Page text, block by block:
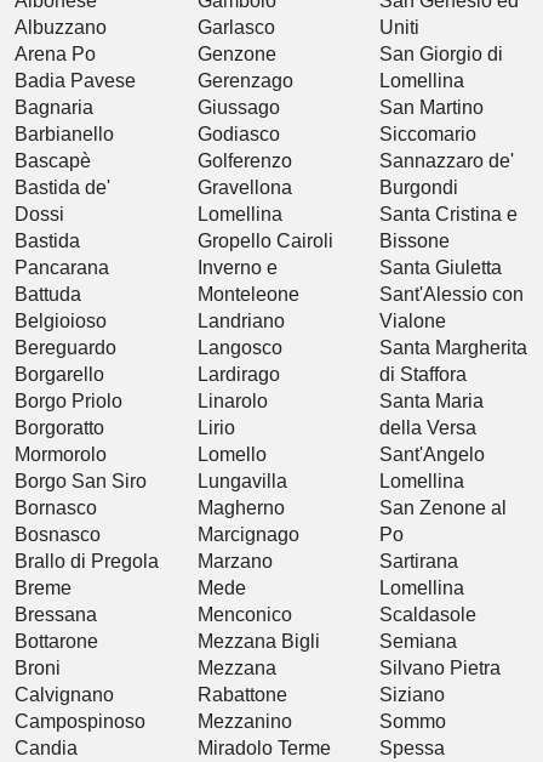
Albuzzano
Arena Po
Badia Pavese
Bagnaria
Barbianello
Bascapè
Bastida de'
Dossi
Bastida
Pancarana
Battuda
Belgioioso
Bereguardo
Borgarello
Borgo Priolo
Borgoratto
Mormorolo
Borgo San Siro
Bornasco
Bosnasco
Brallo di Pregola
Breme
Bressana
Bottarone
Broni
Calvignano
Campospinoso
Candia
Garlasco
Genzone
Gerenzago
Giussago
Godiasco
Golferenzo
Gravellona
Lomellina
Gropello Cairoli
Inverno e
Monteleone
Landriano
Langosco
Lardirago
Linarolo
Lirio
Lomello
Lungavilla
Magherno
Marcignago
Marzano
Mede
Menconico
Mezzana Bigli
Mezzana
Rabattone
Mezzanino
Miradolo Terme
Uniti
San Giorgio di
Lomellina
San Martino
Siccomario
Sannazzaro de'
Burgondi
Santa Cristina e
Bissone
Santa Giuletta
Sant'Alessio con
Vialone
Santa Margherita
di Staffora
Santa Maria
della Versa
Sant'Angelo
Lomellina
San Zenone al
Po
Sartirana
Lomellina
Scaldasole
Semiana
Silvano Pietra
Siziano
Sommo
Spessa